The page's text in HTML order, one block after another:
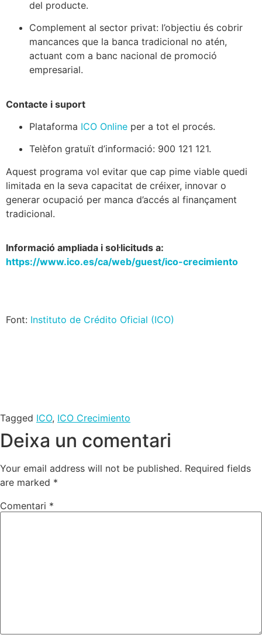
del producte.
Complement al sector privat: l’objectiu és cobrir
mancances que la banca tradicional no atén,
actuant com a banc nacional de promoció
empresarial.
Contacte i suport
Plataforma ICO Online per a tot el procés.
Telèfon gratuït d’informació: 900 121 121.
Aquest programa vol evitar que cap pime viable quedi
limitada en la seva capacitat de créixer, innovar o
generar ocupació per manca d’accés al finançament
tradicional.
Informació ampliada i sol·licituds a:
https://www.ico.es/ca/web/guest/ico-crecimiento
Font: Instituto de Crédito Oficial (ICO)
Tagged ICO, ICO Crecimiento
Deixa un comentari
Your email address will not be published. Required fields
are marked *
Comentari *